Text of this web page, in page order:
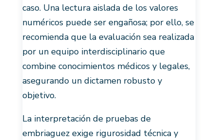
caso. Una lectura aislada de los valores
numéricos puede ser engañosa; por ello, se
recomienda que la evaluación sea realizada
por un equipo interdisciplinario que
combine conocimientos médicos y legales,
asegurando un dictamen robusto y
objetivo.
La interpretación de pruebas de
embriaguez exige rigurosidad técnica y